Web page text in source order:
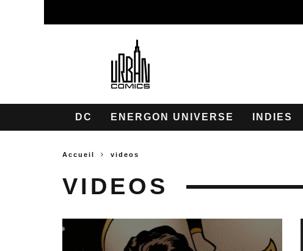
DC ENERGON UNIVERSE INDIES
Accueil videos
VIDEOS